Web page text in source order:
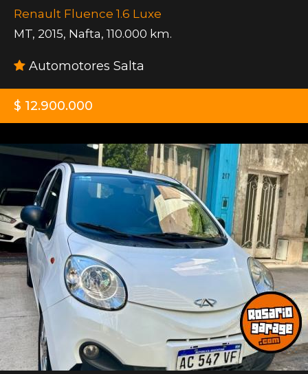
Renault Fluence 1.6 Luxe
MT, 2015, Nafta, 110.000 km.
Automotores Salta
$ 12.900.000